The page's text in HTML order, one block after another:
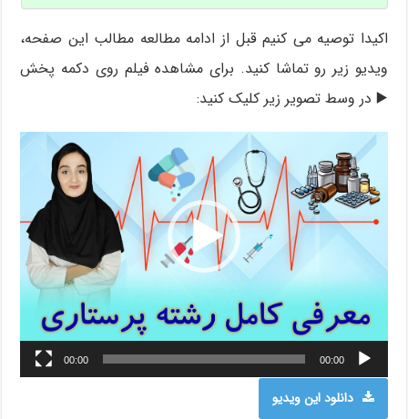
اکیدا توصیه می کنیم قبل از ادامه مطالعه مطالب این صفحه،
ویدیو زیر رو تماشا کنید. برای مشاهده فیلم روی دکمه پخش
▶️ در وسط تصویر زیر کلیک کنید:
00:00
00:00
دانلود این ویدیو